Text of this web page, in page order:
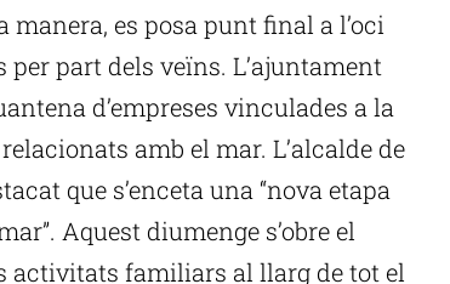
manera, es posa punt final a l’oci
per part dels veïns. L’ajuntament
d’empreses vinculades a la
amb el mar. L’alcalde de
que s’enceta una “nova etapa
Aquest diumenge s’obre el
activitats familiars al llarg de tot el